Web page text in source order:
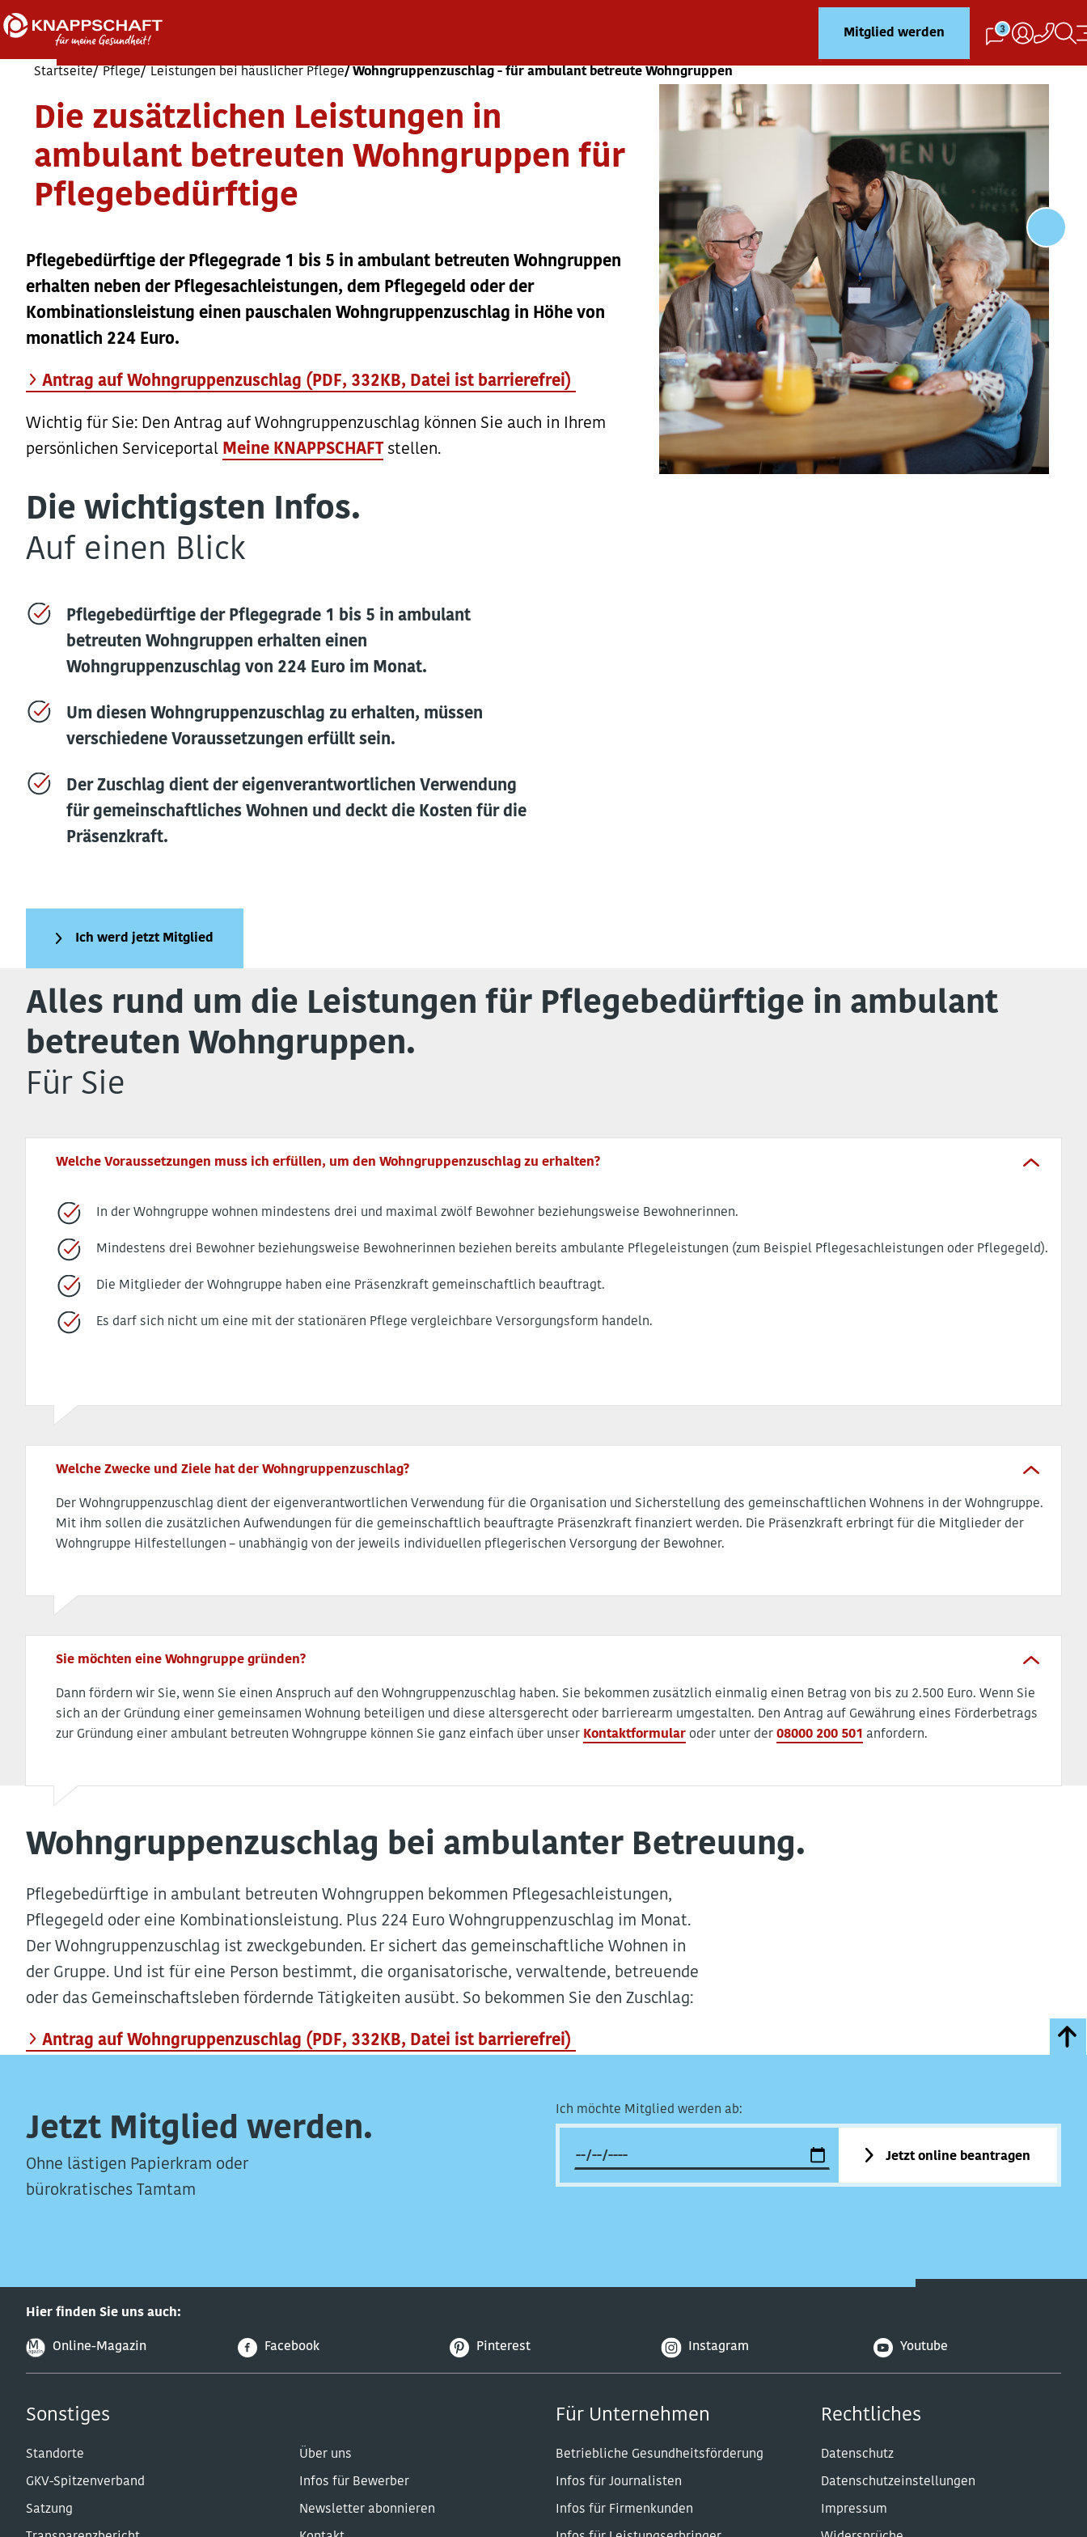
Mitglied werden 3
Startseite Pflege Leistungen bei häuslicher Pflege Wohngruppenzuschlag - für ambulant betreute Wohngruppen
Die zusätzlichen Leistungen in
ambulant betreuten Wohngruppen für
Pflegebedürftige
Pflegebedürftige der Pflegegrade 1 bis 5 in ambulant betreuten Wohngruppen
erhalten neben der Pflegesachleistungen, dem Pflegegeld oder der
Kombinationsleistung einen pauschalen Wohngruppenzuschlag in Höhe von
monatlich 224 Euro.
Antrag auf Wohngruppenzuschlag (PDF, 332KB, Datei ist barrierefrei)
Wichtig für Sie: Den Antrag auf Wohngruppenzuschlag können Sie auch in Ihrem
persönlichen Serviceportal Meine KNAPPSCHAFT stellen.
Die wichtigsten Infos.
Auf einen Blick
Pflegebedürftige der Pflegegrade 1 bis 5 in ambulant
betreuten Wohngruppen erhalten einen
Wohngruppenzuschlag von 224 Euro im Monat.
Um diesen Wohngruppenzuschlag zu erhalten, müssen
verschiedene Voraussetzungen erfüllt sein.
Der Zuschlag dient der eigenverantwortlichen Verwendung
für gemeinschaftliches Wohnen und deckt die Kosten für die
Präsenzkraft.
Ich werd jetzt Mitglied
Alles rund um die Leistungen für Pflegebedürftige in ambulant
betreuten Wohngruppen.
Für Sie
Welche Voraussetzungen muss ich erfüllen, um den Wohngruppenzuschlag zu erhalten?
In der Wohngruppe wohnen mindestens drei und maximal zwölf Bewohner beziehungsweise Bewohnerinnen.
Mindestens drei Bewohner beziehungsweise Bewohnerinnen beziehen bereits ambulante Pflegeleistungen (zum Beispiel Pflegesachleistungen oder Pflegegeld).
Die Mitglieder der Wohngruppe haben eine Präsenzkraft gemeinschaftlich beauftragt.
Es darf sich nicht um eine mit der stationären Pflege vergleichbare Versorgungsform handeln.
Welche Zwecke und Ziele hat der Wohngruppenzuschlag?
Der Wohngruppenzuschlag dient der eigenverantwortlichen Verwendung für die Organisation und Sicherstellung des gemeinschaftlichen Wohnens in der Wohngruppe.
Mit ihm sollen die zusätzlichen Aufwendungen für die gemeinschaftlich beauftragte Präsenzkraft finanziert werden. Die Präsenzkraft erbringt für die Mitglieder der
Wohngruppe Hilfestellungen – unabhängig von der jeweils individuellen pflegerischen Versorgung der Bewohner.
Sie möchten eine Wohngruppe gründen?
Dann fördern wir Sie, wenn Sie einen Anspruch auf den Wohngruppenzuschlag haben. Sie bekommen zusätzlich einmalig einen Betrag von bis zu 2.500 Euro. Wenn Sie
sich an der Gründung einer gemeinsamen Wohnung beteiligen und diese altersgerecht oder barrierearm umgestalten. Den Antrag auf Gewährung eines Förderbetrags
zur Gründung einer ambulant betreuten Wohngruppe können Sie ganz einfach über unser Kontaktformular oder unter der 08000 200 501 anfordern.
Wohngruppenzuschlag bei ambulanter Betreuung.
Pflegebedürftige in ambulant betreuten Wohngruppen bekommen Pflegesachleistungen,
Pflegegeld oder eine Kombinationsleistung. Plus 224 Euro Wohngruppenzuschlag im Monat.
Der Wohngruppenzuschlag ist zweckgebunden. Er sichert das gemeinschaftliche Wohnen in
der Gruppe. Und ist für eine Person bestimmt, die organisatorische, verwaltende, betreuende
oder das Gemeinschaftsleben fördernde Tätigkeiten ausübt. So bekommen Sie den Zuschlag:
Antrag auf Wohngruppenzuschlag (PDF, 332KB, Datei ist barrierefrei)
Jetzt Mitglied werden.
Ohne lästigen Papierkram oder
bürokratisches Tamtam
Ich möchte Mitglied werden ab:
Jetzt online beantragen
Hier finden Sie uns auch:
Online-Magazin Facebook Pinterest Instagram Youtube
Sonstiges
Standorte
GKV-Spitzenverband
Satzung
Über uns
Infos für Bewerber
Newsletter abonnieren
Für Unternehmen
Betriebliche Gesundheitsförderung
Infos für Journalisten
Infos für Firmenkunden
Rechtliches
Datenschutz
Datenschutzeinstellungen
Impressum